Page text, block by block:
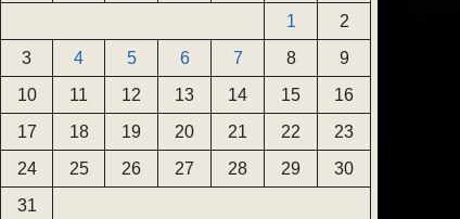
1
2
3
4 5 6 7 8
9
10
11 12 13 14 15
16
17
18 19 20 21 22
23
24
25 26 27 28 29
30
31